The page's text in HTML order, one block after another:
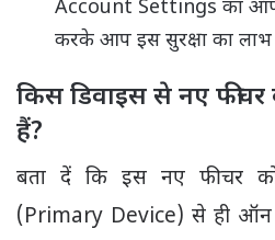
Account Settings का
करके आप इस सुरक्षा का
किस डिवाइस से नए
हैं?
बता दें कि इस नए फीचर को
(Primary Device) से ही ऑन